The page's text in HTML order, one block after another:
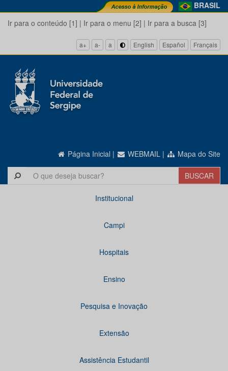
BRASIL
Ir para o conteúdo [1] | Ir para o menu [2] | Ir para a busca [3]
a+ a- a English Español Français
Página Inicial | WEBMAIL | Mapa do Site
Institucional
Campi
Hospitais
Ensino
Pesquisa e Inovação
Extensão
Assistência Estudantil